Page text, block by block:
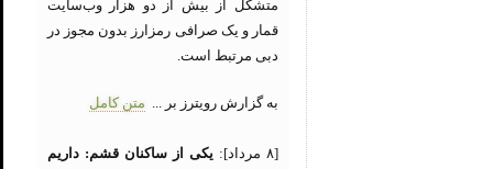
متشکل از بیش از دو هزار وب‌سایت‌
قمار و یک صرافی رمزارز بدون مجوز در
دبی مرتبط است.
به گزارش رویترز بر ... متن کامل
[۸ مرداد]:
یکی از ساکنان قشم: داریم